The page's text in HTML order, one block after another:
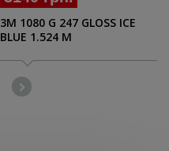
3M 1080 G 247 GLOSS ICE
BLUE 1.524 M